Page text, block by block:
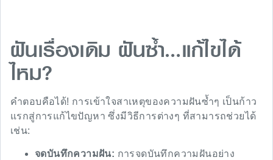
ฝันเรื่องเดิม ฝันซ้ำ…แก้ไขได้
ไหม?
คำตอบคือได้! การเข้าใจสาเหตุของความฝันซ้ำๆ เป็นก้าว
แรกสู่การแก้ไขปัญหา ซึ่งมีวิธีการต่างๆ ที่สามารถช่วยได้
เช่น:
จดบันทึกความฝัน: การจดบันทึกความฝันอย่าง